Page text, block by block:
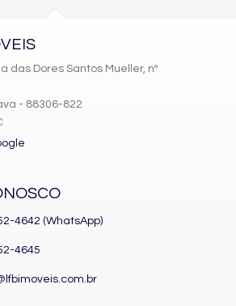
das Dores Santos Mueller, nº
- 88306-822
4642 (WhatsApp)
4645